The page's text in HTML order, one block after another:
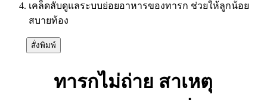
เคล็ดลับดูแลระบบย่อยอาหารของทารก ช่วยให้ลูกน้อย
สบายท้อง
สั่งพิมพ์
ทารกไม่ถ่าย สาเหตุ